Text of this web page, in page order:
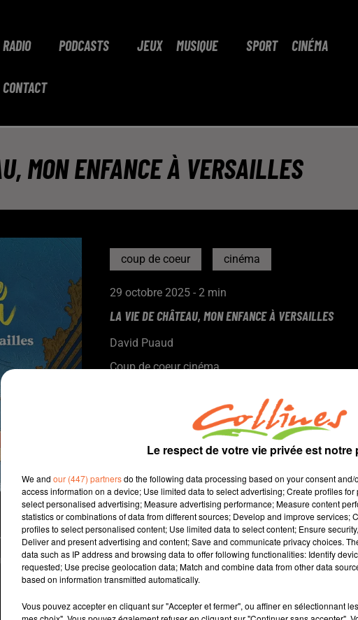
RADIO PODCASTS JEUX MUSIQUE SPORT CINÉMA
CONTACT
MON ENFANCE À VERSAILLES
coup de coeur cinéma
29 octobre 2025 - 2 min
LA VIE DE CHÂTEAU, MON ENFANCE À VERSAILLES
David Puaud
Coup de coeur cinéma
Rassinoux, programmateur au Fauteuil Rouge à
propose son coup de coeur.
Le respect de votre vie privée est notre
We and our (447) partnersdo the following data processing based on your consent
access information on a device; Use limited data to select advertising; Create profiles
select personalised advertising; Measure advertising performance; Measure content
statistics or combinations of data from different sources; Develop and improve services;
profiles to select personalised content; Use limited data to select content; Ensure
Deliver and present advertising and content; Save and communicate privacy choices.
data such as IP address and browsing data to offer following functionalities: Identify
requested; Use precise geolocation data; Match and combine data from other data
based on information transmitted automatically.
Vous pouvez accepter en cliquant sur "Accepter et fermer", ou affiner en sélectionnant